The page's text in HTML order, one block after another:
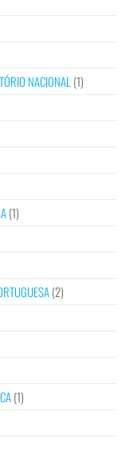
NACIONAL (1)
(1)
(2)
(1)